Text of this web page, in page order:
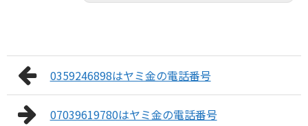
0359246898はヤミ金の電話番号
07039619780はヤミ金の電話番号